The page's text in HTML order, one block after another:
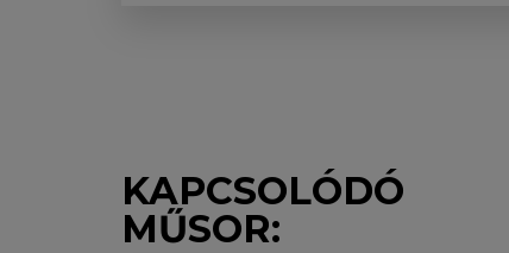
KAPCSOLÓDÓ
MŰSOR: